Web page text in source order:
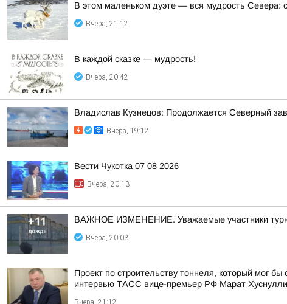
В этом маленьком дуэте — вся мудрость Севера:
Вчера, 21:12
В каждой сказке — мудрость!
Вчера, 20:42
Владислав Кузнецов: Продолжается Северный
Вчера, 19:12
Вести Чукотка 07 08 2026
Вчера, 20:13
ВАЖНОЕ ИЗМЕНЕНИЕ. Уважаемые участники
Вчера, 20:03
Проект по строительству тоннеля, который мог
интервью ТАСС вице-премьер РФ Марат
Вчера, 21:12